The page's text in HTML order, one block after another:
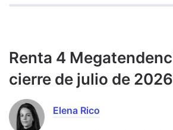
Renta 4
cierre de julio de 2026
Elena Rico